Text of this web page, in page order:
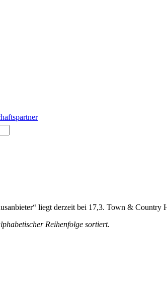
liegt derzeit bei 17,3. Town &
Reihenfolge sortiert.